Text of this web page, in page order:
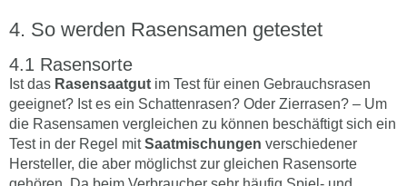
So werden Rasensamen getestet
Rasensorte
Ist das Rasensaatgut im Test für einen Gebrauchsrasen
geeignet? Ist es ein Schattenrasen? Oder Zierrasen? – Um
die Rasensamen vergleichen zu können beschäftigt sich ein
Test in der Regel mitSaatmischungen verschiedener
Hersteller, die aber möglichst zur gleichen Rasensorte